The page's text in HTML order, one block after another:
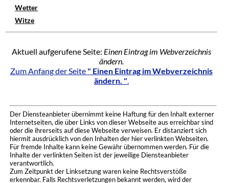
Wetter
Witze
Aktuell aufgerufene Seite: Einen Eintrag im Webverzeichnis
ändern.
Zum Anfang der Seite " Einen Eintrag im Webverzeichnis
ändern. ".
Der Diensteanbieter übernimmt keine Haftung für den Inhalt externer
Internetseiten, die über Links von dieser Webseite aus erreichbar sind
oder die ihrerseits auf diese Webseite verweisen. Er distanziert sich
hiermit ausdrücklich von den Inhalten der hier verlinkten Webseiten.
Für fremde Inhalte kann keine Gewähr übernommen werden. Für die
Inhalte der verlinkten Seiten ist der jeweilige Diensteanbieter
verantwortlich.
Zum Zeitpunkt der Linksetzung waren keine Rechtsverstöße
erkennbar. Falls Rechtsverletzungen bekannt werden, wird der